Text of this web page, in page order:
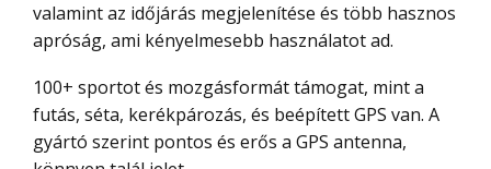
valamint az időjárás megjelenítése és több hasznos
apróság, ami kényelmesebb használatot ad.
100+ sportot és mozgásformát támogat, mint a
futás, séta, kerékpározás, és beépített GPS van. A
gyártó szerint pontos és erős a GPS antenna,